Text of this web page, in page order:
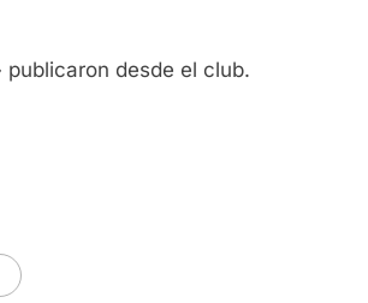
publicaron desde el club.